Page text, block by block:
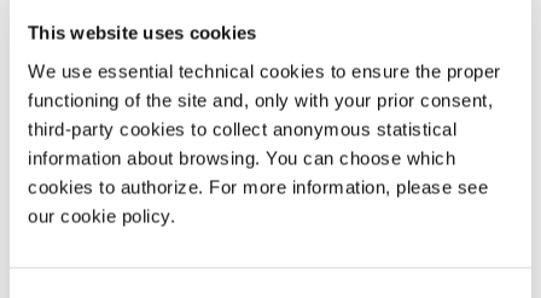
This website uses cookies
We use essential technical cookies to ensure the proper
functioning of the site and, only with your prior consent,
third-party cookies to collect anonymous statistical
information about browsing. You can choose which
cookies to authorize. For more information, please see
our cookie policy.
COMMENTO DEL REGISTA
Il film narra la storia di una pericolosa frode nel mondo
dell’arte e, parallelamente, la storia di un’amicizia tra i
personaggi interpretati da Guillermo Francella e Luis
Brandoni. Il tono del film si presta meravigliosamente a
questi due grandi attori. Il film è intriso di tensione, dramma,
emozione, ma ha anche una profonda vena umoristica. Il cast
comprende anche Andrea Frigerio, che abbiamo voluto dopo
la sua eccezionale interpretazione di